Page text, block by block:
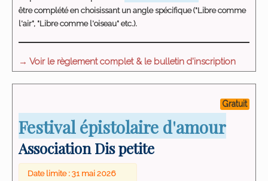
être complété en choisissant un angle spécifique ("Libre comme
l'air", "Libre comme l'oiseau" etc.).
→ Voir le règlement complet & le bulletin d'inscription
Gratuit
Festival épistolaire d'amour
Association Dis petite
Date limite : 31 mai 2026